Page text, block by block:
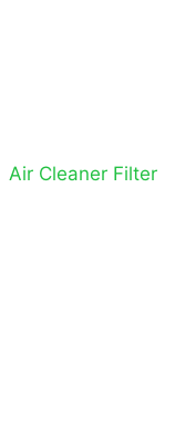
Air Cleaner Filter